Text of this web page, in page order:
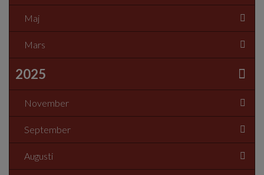
Maj
Mars
2025
November
September
Augusti